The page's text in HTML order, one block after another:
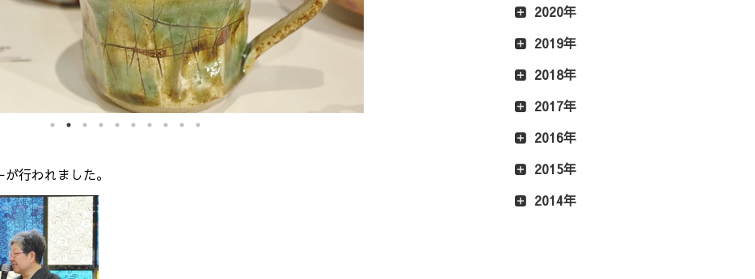
行われました。
2020年
2019年
2018年
2017年
2016年
2015年
2014年